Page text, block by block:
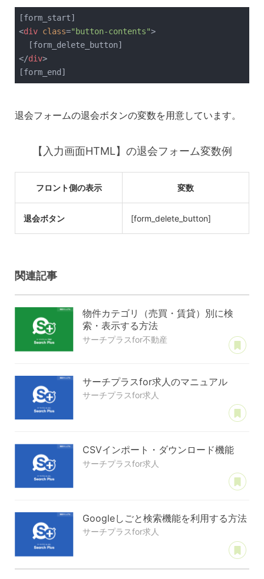
<div class="button-contents">
</div>
[form_end]
退会フォームの退会ボタンの変数を用意しています。
【入力画面HTML】の退会フォーム変数例
フロント側の表示 変数
退会ボタン [form_delete_button]
関連記事
物件カテゴリ（売買・賃貸）別に検
索・表示する方法
サーチプラスfor不動産
サーチプラスfor求人のマニュアル
サーチプラスfor求人
CSVインポート・ダウンロード機能
サーチプラスfor求人
Googleしごと検索機能を利用する方法
サーチプラスfor求人